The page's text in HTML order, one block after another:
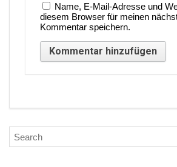
Name, E-Mail-Adresse und
diesem Browser für meinen
Kommentar speichern.